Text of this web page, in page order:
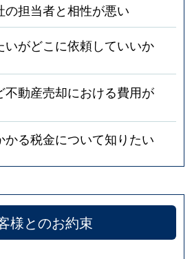
の担当者と相性が悪い
いがどこに依頼していいか
不動産売却における費用が
かる税金について知りたい
様とのお約束